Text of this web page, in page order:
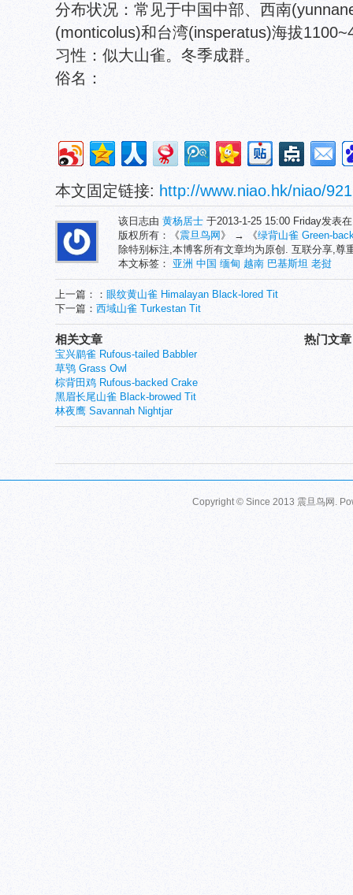
分布状况：常见于中国中部、西南
(monticolus)和台湾(insperatus)海拔
习性：似大山雀。冬季成群。
俗名：
本文固定链接: http://www.niao.hk/niao/
该日志由 黄杨居士 于2013-1-25 15:00 Friday发表
版权所有：《震旦鸟网 》 → 《绿背山雀 Green-
除特别标注,本博客所有文章均为原创. 互联分享,尊
本文标签： 亚洲 中国 缅甸 越南 巴基斯坦 老挝
上一篇：： 眼纹黄山雀 Himalayan Black-lored Tit
下一篇： 西域山雀 Turkestan Tit
热门文章
相关文章
宝兴鹛雀 Rufous-tailed Babbler
草鸮 Grass Owl
棕背田鸡 Rufous-backed Crake
黑眉长尾山雀 Black-browed Tit
林夜鹰 Savannah Nightjar
Copyright © Since 2013 震旦鸟网 .